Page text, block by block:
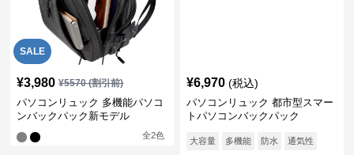
SALE
¥3,980 ¥5570(割引前)
パソコンリュック 多機能パソコ
ンバックパック新モデル
全2色
¥6,970 (税込)
パソコンリュック 都市型スマー
トパソコンバックパック
大容量 多機能 防水 通気性